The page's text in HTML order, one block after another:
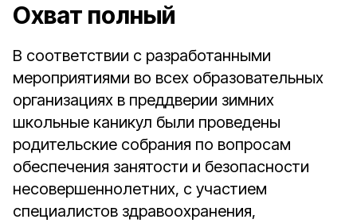
Охват полный
В соответствии с разработанными
мероприятиями во всех образовательных
организациях в преддверии зимних
школьные каникул были проведены
родительские собрания по вопросам
обеспечения занятости и безопасности
несовершеннолетних, с участием
специалистов здравоохранения,